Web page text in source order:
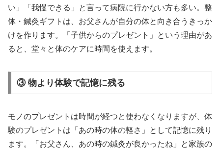
い」「我慢できる」と言って病院に行かない方も多い。整
体・鍼灸ギフトは、お父さんが自分の体と向き合うきっか
けを作ります。「子供からのプレゼント」という理由があ
ると、堂々と体のケアに時間を使えます。
③ 物より体験で記憶に残る
モノのプレゼントは時間が経つと使わなくなりますが、体
験のプレゼントは「あの時の体の軽さ」として記憶に残り
ます。「お父さん、あの時の鍼灸が良かったね」と家族の